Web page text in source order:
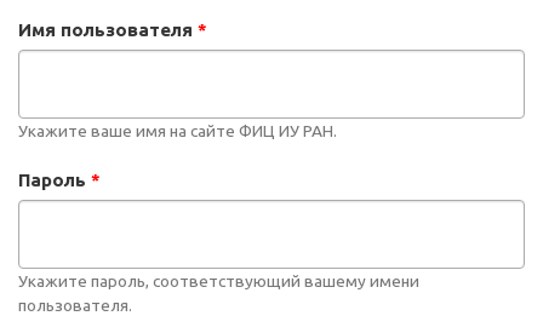
Имя пользователя *
Укажите ваше имя на сайте ФИЦ ИУ РАН.
Пароль *
Укажите пароль, соответствующий вашему имени
пользователя.